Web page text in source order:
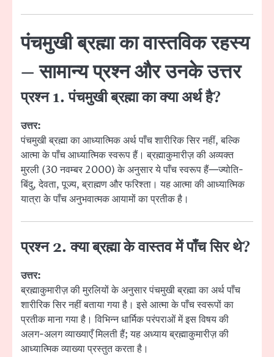
पंचमुखी ब्रह्मा का वास्तविक रहस्य
– सामान्य प्रश्न और उनके उत्तर
प्रश्न 1. पंचमुखी ब्रह्मा का क्या अर्थ है?
उत्तर:
पंचमुखी ब्रह्मा का आध्यात्मिक अर्थ पाँच शारीरिक सिर नहीं, बल्कि
आत्मा के पाँच आध्यात्मिक स्वरूप हैं। ब्रह्माकुमारीज़ की अव्यक्त
मुरली (30 नवम्बर 2000) के अनुसार ये पाँच स्वरूप हैं—ज्योति-
बिंदु, देवता, पूज्य, ब्राह्मण और फरिश्ता। यह आत्मा की आध्यात्मिक
यात्रा के पाँच अनुभवात्मक आयामों का प्रतीक है।
प्रश्न 2. क्या ब्रह्मा के वास्तव में पाँच सिर थे?
उत्तर:
ब्रह्माकुमारीज़ की मुरलियों के अनुसार पंचमुखी ब्रह्मा का अर्थ पाँच
शारीरिक सिर नहीं बताया गया है। इसे आत्मा के पाँच स्वरूपों का
प्रतीक माना गया है। विभिन्न धार्मिक परंपराओं में इस विषय की
अलग-अलग व्याख्याएँ मिलती हैं; यह अध्याय ब्रह्माकुमारीज़ की
आध्यात्मिक व्याख्या प्रस्तुत करता है।